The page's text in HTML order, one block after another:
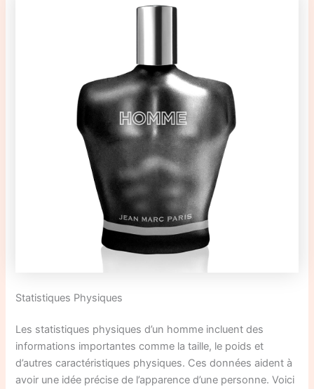
Statistiques Physiques
Les statistiques physiques d’un homme incluent des
informations importantes comme la taille, le poids et
d’autres caractéristiques physiques. Ces données aident à
avoir une idée précise de l’apparence d’une personne. Voici